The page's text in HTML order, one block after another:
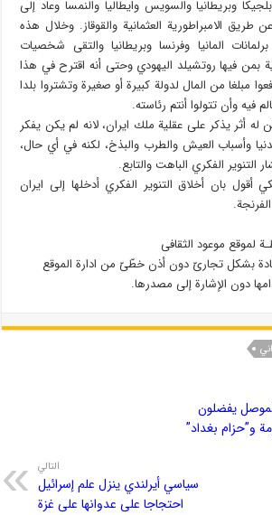
وبريطانيا والسويس وايطاليا والنمسا وعاد إلى
الامبراطورية العثمانية والقوقاز. وخلال هذه
المانيا وفرنسا وبريطانيا والتقى شخصيات
بمن فيها روتشيلد اليهودي وحتى أنه اقترح في هذا
مبلغا من المال لدولة كبيرة أو صغيرة وتشتروا بلدا
فيه وأن تتولوا أنتم رئاسته.
له أثر يذكر على عقلية ملك ايران، لانه لم يكن يفكر
وأسباب العيش والطرب والبذخ، لكنه في أي حال،
التنوير الفكري الباهت والتابع.
بان أخلاق التنوير الفكري أدخلها إلى ايران
لموقع موعود الثقافی
بشكل تجاریّ دون أذن خطّیّ من ادارة الموقع
دون الإشارة إلى مصدرها.
يفضلون
و”حزام بغداد”
التالي
سياسي أيرلندي ينزل علم إسرائيل
احتجاجا على عدوانها على غزة